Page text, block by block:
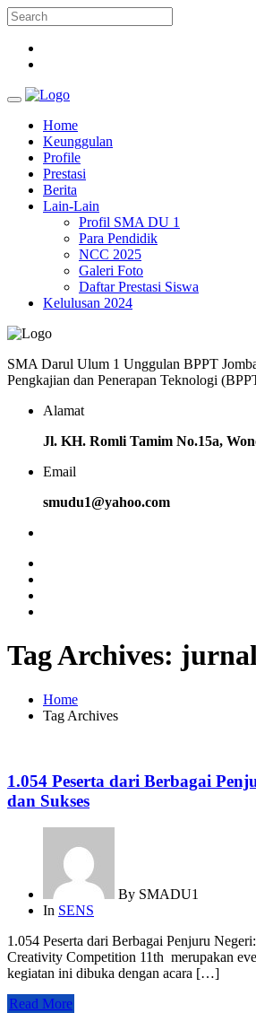
Home
Keunggulan
Profile
Prestasi
Berita
Lain-Lain
Profil SMA DU 1
Para Pendidik
NCC 2025
Galeri Foto
Daftar Prestasi Siswa
Kelulusan 2024
SMA Darul Ulum 1 Unggulan BPPT
Pengkajian dan Penerapan Teknologi
Alamat
Jl. KH. Romli Tamim No.15a,
Email
smudu1@yahoo.com
Tag Archives:
Home
Tag Archives
1.054 Peserta dari Berbagai
dan Sukses
By SMADU1
In SENS
1.054 Peserta dari Berbagai Penjuru
Creativity Competition 11th merupakan
kegiatan ini dibuka dengan acara […]
Read More